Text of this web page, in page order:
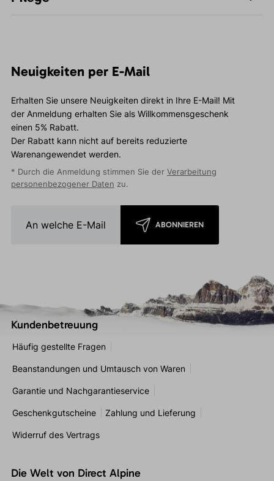
Neuigkeiten per E-Mail
Erhalten Sie unsere Neuigkeiten direkt in Ihre E-Mail! Mit
der Anmeldung erhalten Sie als Willkommensgeschenk
einen 5% Rabatt.
Der Rabatt kann nicht auf bereits reduzierte
Warenangewendet werden.
* Durch die Anmeldung stimmen Sie der Verarbeitung
personenbezogener Daten zu.
ABONNIEREN
Kundenbetreuung
Häufig gestellte Fragen
Beanstandungen und Umtausch von Waren
Garantie und Nachgarantieservice
Geschenkgutscheine Zahlung und Lieferung
Widerruf des Vertrags
Die Welt von Direct Alpine